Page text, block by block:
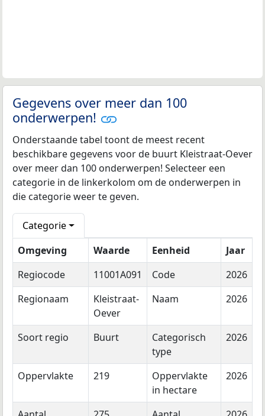
Gegevens over meer dan 100
onderwerpen!
Onderstaande tabel toont de meest recent
beschikbare gegevens voor de buurt Kleistraat-Oever
over meer dan 100 onderwerpen! Selecteer een
categorie in de linkerkolom om de onderwerpen in
die categorie weer te geven.
Categorie
Omgeving
Waarde Eenheid
Jaar
Regiocode
11001A091 Code
2026
Regionaam
Kleistraat-
Oever
Naam 2026
Soort regio Buurt
Categorisch
type
2026
Oppervlakte 219
Oppervlakte
in hectare
2026